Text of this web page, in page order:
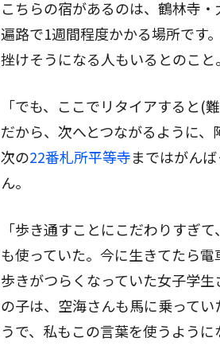
こちらの宿があるのは、鶴林寺
遍路で1週間程度かかる場所です
挫けそうになる人もいるとのこと。
「でも、ここでリタイアすると(
だから、次へとつながるように
次の22番札所平等寺まではがん
ん。
「歩き通すことにこだわりすぎ
も使っていた。今に生きてたら
歩きがつらくなっていた女子学
の子は、空海さんも馬に乗って
うで、私もこの言葉を使うように